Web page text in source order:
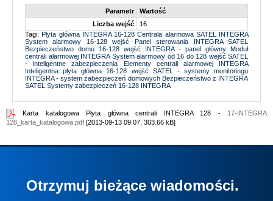
Parametr
Wartość
Liczba wejść
16
Tagi:Płyta główna INTEGRA 16-128 Centrala alarmowa SATEL INTEGRA
System alarmowy 16-128 wejść
Panel sterowania INTEGRA SATEL
Bezpieczeństwo domu 16-128 wejść
INTEGRA - panel główny Moduł
centrali alarmowej INTEGRA System alarmowy od 16 do 128 wejść SATEL
- inteligentne zabezpieczenia
Elementy centrali alarmowej INTEGRA
Inteligentna płyta główna 16-128 wejść
SATEL - systemy monitoringu
INTEGRA - system zabezpieczeń domowych Bezpieczeństwo z INTEGRA
SATEL Systemy zabezpieczeń 16-128 INTEGRA
Karta katalogowa Płyta główna centrali INTEGRA 128 - 17-INTEGRA
128_karta_katalogowa.pdf [2013-09-13 09:07, 303.66 kB]
Otrzymuj bieżące wiadomości.